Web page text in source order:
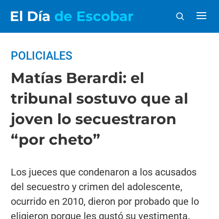
El Día de Escobar
POLICIALES
Matías Berardi: el
tribunal sostuvo que al
joven lo secuestraron
“por cheto”
Los jueces que condenaron a los acusados
del secuestro y crimen del adolescente,
ocurrido en 2010, dieron por probado que lo
eligieron porque les gustó su vestimenta.